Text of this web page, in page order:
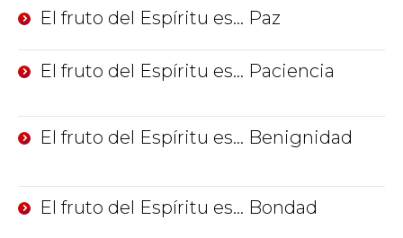
El fruto del Espíritu es… Paz
El fruto del Espíritu es… Paciencia
El fruto del Espíritu es… Benignidad
El fruto del Espíritu es… Bondad